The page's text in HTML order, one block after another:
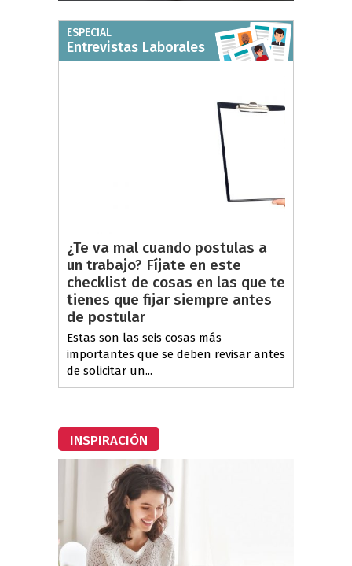
ESPECIAL
Entrevistas Laborales
¿Te va mal cuando postulas a
un trabajo? Fíjate en este
checklist de cosas en las que te
tienes que fijar siempre antes
de postular
Estas son las seis cosas más
importantes que se deben revisar antes
de solicitar un...
INSPIRACIÓN